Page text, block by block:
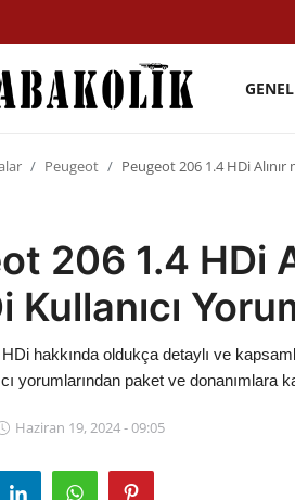
GENEL
Peugeot Peugeot 206 1.4 HDi Alınır
206 1.4 HDi
Kullanıcı
hakkında oldukça detaylı ve
yorumlarından paket ve
Haziran 19, 2024 - 09:05